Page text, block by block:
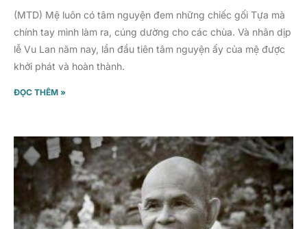
(MTD) Mệ luôn có tâm nguyện đem những chiếc gối Tựa mà
chính tay mình làm ra, cúng dường cho các chùa. Và nhân dịp
lễ Vu Lan năm nay, lần đầu tiên tâm nguyện ấy của mệ được
khởi phát và hoàn thành.
ĐỌC THÊM »